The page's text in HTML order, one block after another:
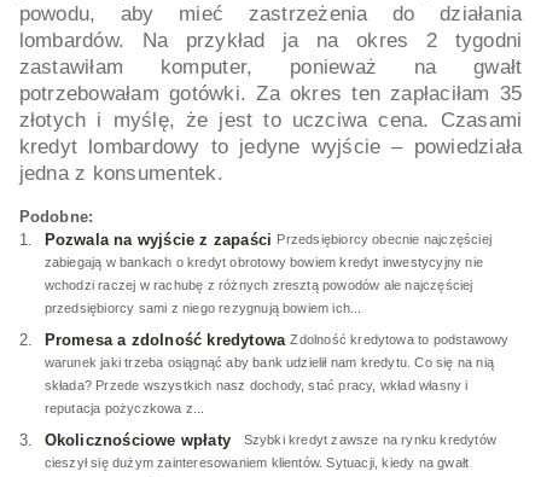
powodu, aby mieć zastrzeżenia do działania
lombardów. Na przykład ja na okres 2 tygodni
zastawiłam komputer, ponieważ na gwałt
potrzebowałam gotówki. Za okres ten zapłaciłam 35
złotych i myślę, że jest to uczciwa cena. Czasami
kredyt lombardowy to jedyne wyjście – powiedziała
jedna z konsumentek.
Podobne:
Pozwala na wyjście z zapaści Przedsiębiorcy obecnie najczęściej
zabiegają w bankach o kredyt obrotowy bowiem kredyt inwestycyjny nie
wchodzi raczej w rachubę z różnych zresztą powodów ale najczęściej
przedsiębiorcy sami z niego rezygnują bowiem ich...
Promesa a zdolność kredytowa Zdolność kredytowa to podstawowy
warunek jaki trzeba osiągnąć aby bank udzielił nam kredytu. Co się na nią
składa? Przede wszystkich nasz dochody, stać pracy, wkład własny i
reputacja pożyczkowa z...
Okolicznościowe wpłaty
Szybki kredyt zawsze na rynku kredytów
cieszył się dużym zainteresowaniem klientów. Sytuacji, kiedy na gwałt